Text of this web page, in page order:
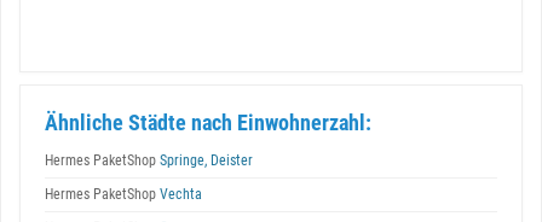
Ähnliche Städte nach Einwohnerzahl:
Hermes PaketShop Springe, Deister
Hermes PaketShop Vechta